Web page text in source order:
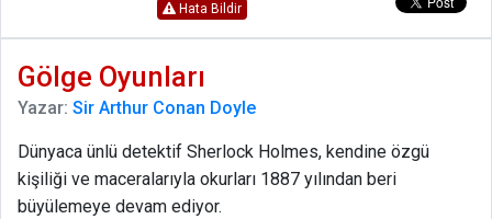
Hata Bildir
Gölge Oyunları
Yazar: Sir Arthur Conan Doyle
Dünyaca ünlü detektif Sherlock Holmes, kendine özgü
kişiliği ve maceralarıyla okurları 1887 yılından beri
büyülemeye devam ediyor.